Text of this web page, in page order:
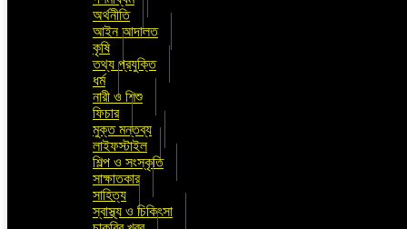
অর্থনীতি
আইন আদালত
কৃষি
তথ্য প্রযুক্তি
ধর্ম
নারী ও শিশু
ফিচার
মুক্ত মন্তব্য
লাইফস্টাইল
শিল্প ও সংস্কৃতি
সাক্ষাতকার
সাহিত্য
স্বাস্থ্য ও চিকিৎসা